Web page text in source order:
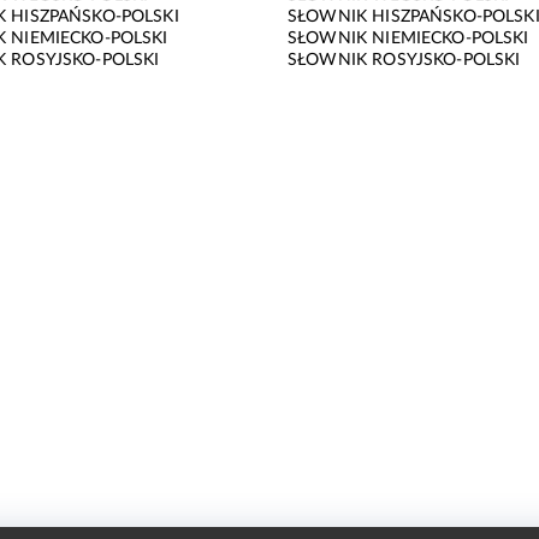
HISZPAŃSKO-POLSKI
NIEMIECKO-POLSKI
ROSYJSKO-POLSKI
SŁOWNIK HISZPAŃSKO-POLSKI
SŁOWNIK NIEMIECKO-POLSKI
SŁOWNIK ROSYJSKO-POLSKI